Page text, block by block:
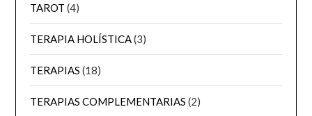
TAROT (4)
TERAPIA HOLÍSTICA(3)
TERAPIAS (18)
TERAPIAS COMPLEMENTARIAS (2)